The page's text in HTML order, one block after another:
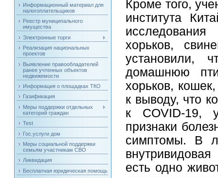
Информационный материал для
налогоплательщиков
Реестр муниципального
имущества
Электронные торги
Реализация национальных
проектов
Выявление правообладателей
ранее учтенных объектов
недвижемости
Информация о площадках ТКО
Газификация
Меры поддержки отдельных
категорий граждан
Test
Гос.услуги дом
Меры социальной поддержки
семьям участникам СВО
Ликвидация
Бесплатная юридическая помощь
Кроме того,
института
хорьков,
установили,
домашнюю
хорьков,
к выводу, что
к COVID-19,
признаки
симптомы. В
есть одно